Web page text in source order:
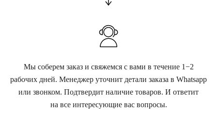
Мы соберем заказ и свяжемся с вами в течение 1−2
рабочих дней. Менеджер уточнит детали заказа в Whatsapp
или звонком. Подтвердит наличие товаров. И ответит
на все интересующие вас вопросы.